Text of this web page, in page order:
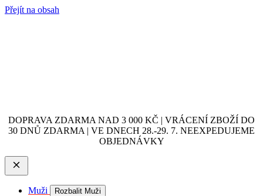
Přejít na obsah
DOPRAVA ZDARMA NAD 3 000 KČ | VRÁCENÍ ZBOŽÍ DO
30 DNŮ ZDARMA | VE DNECH 28.-29. 7. NEEXPEDUJEME
OBJEDNÁVKY
Muži Rozbalit Muži